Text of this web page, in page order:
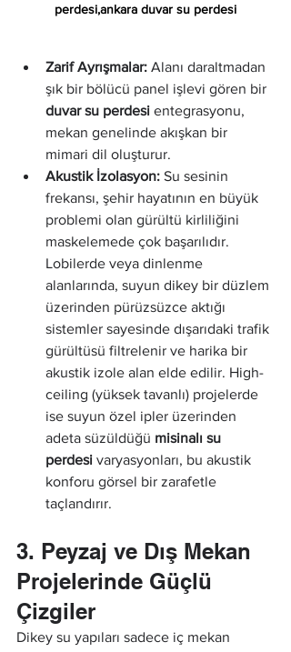
perdesi,ankara duvar su perdesi
Zarif Ayrışmalar: Alanı daraltmadan
şık bir bölücü panel işlevi gören bir
duvar su perdesi entegrasyonu,
mekan genelinde akışkan bir
mimari dil oluşturur.
Akustik İzolasyon: Su sesinin
frekansı, şehir hayatının en büyük
problemi olan gürültü kirliliğini
maskelemede çok başarılıdır.
Lobilerde veya dinlenme
alanlarında, suyun dikey bir düzlem
üzerinden pürüzsüzce aktığı
sistemler sayesinde dışarıdaki trafik
gürültüsü filtrelenir ve harika bir
akustik izole alan elde edilir. High-
ceiling (yüksek tavanlı) projelerde
ise suyun özel ipler üzerinden
adeta süzüldüğü misinalı su
perdesi varyasyonları, bu akustik
konforu görsel bir zarafetle
taçlandırır.
3. Peyzaj ve Dış Mekan
Projelerinde Güçlü
Çizgiler
Dikey su yapıları sadece iç mekan